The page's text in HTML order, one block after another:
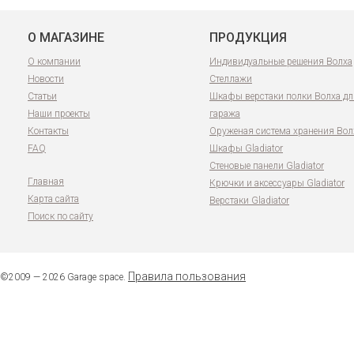
О МАГАЗИНЕ
О компании
Новости
Статьи
Наши проекты
Контакты
FAQ
Главная
Карта сайта
Поиск по сайту
ПРОДУКЦИЯ
Индивидуальные решения Волха
Стеллажи
Шкафы верстаки полки Волха
гаража
Оруженая система хранения
Шкафы Gladiator
Стеновые панели Gladiator
Крючки и аксессуары Gladiator
Верстаки Gladiator
©2009 — 2026 Garage space. Правила пользования